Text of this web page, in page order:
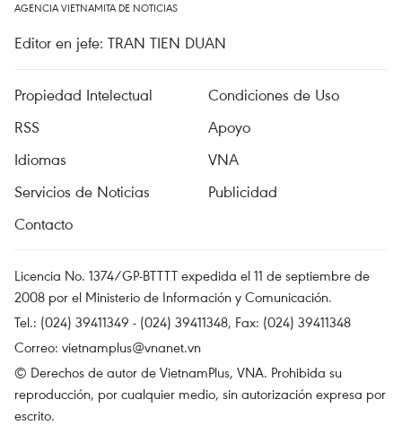
AGENCIA VIETNAMITA DE NOTICIAS
Editor en jefe: TRAN TIEN DUAN
Propiedad Intelectual
Condiciones de Uso
RSS
Apoyo
Idiomas
VNA
Servicios de Noticias
Publicidad
Contacto
Licencia No. 1374/GP-BTTTT expedida el 11 de septiembre de
2008 por el Ministerio de Información y Comunicación.
Tel.: (024) 39411349 - (024) 39411348, Fax: (024) 39411348
Correo: vietnamplus@vnanet.vn
© Derechos de autor de VietnamPlus, VNA. Prohibida su
reproducción, por cualquier medio, sin autorización expresa por
escrito.